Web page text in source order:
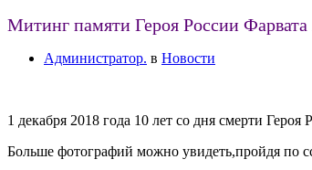
Митинг памяти Героя России Фарвата
Администратор. в Новости
1 декабря 2018 года 10 лет со дня смерти
Больше фотографий можно увидеть,пройдя по